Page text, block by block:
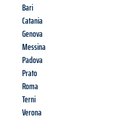
Bari
Catania
Genova
Messina
Padova
Prato
Roma
Terni
Verona